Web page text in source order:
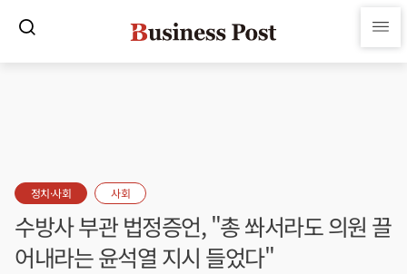
정치·사회 사회
수방사 부관 법정증언, "총 쏴서라도 의원 끌
어내라는 윤석열 지시 들었다"